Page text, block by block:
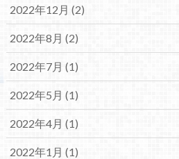
2022年12月 (2)
2022年8月 (2)
2022年7月 (1)
2022年5月 (1)
2022年4月 (1)
2022年1月 (1)